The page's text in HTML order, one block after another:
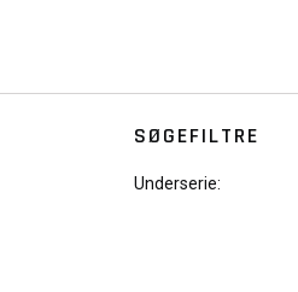
SØGEFILTRE
Underserie: